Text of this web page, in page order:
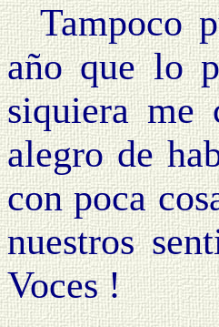
Tampoco
año que lo
siquiera me
alegro de
con poca
nuestros
Voces !